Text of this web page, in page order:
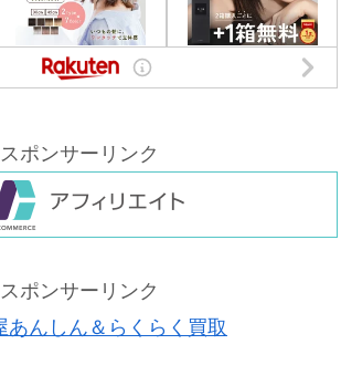
スポンサーリンク
スポンサーリンク